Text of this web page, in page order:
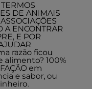
DE ANIMAIS
A ENCONTRAR
E POR
razão ficou
alimento? 100%
em
e sabor, ou